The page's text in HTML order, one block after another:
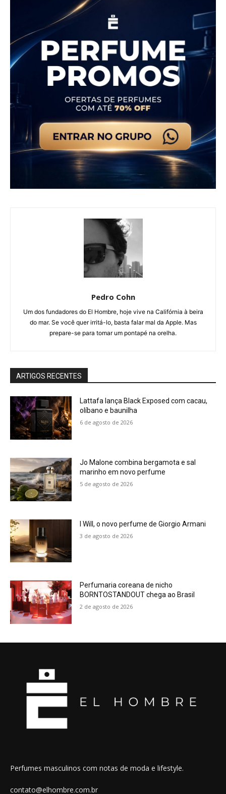
Pedro Cohn
Um dos fundadores do El Hombre, hoje vive na Califórnia à beira
do mar. Se você quer irritá-lo, basta falar mal da Apple. Mas
prepare-se para tomar um pontapé na orelha.
ARTIGOS RECENTES
Lattafa lança Black Exposed com cacau,
olíbano e baunilha
6 de agosto de 2026
Jo Malone combina bergamota e sal
marinho em novo perfume
5 de agosto de 2026
I Will, o novo perfume de Giorgio Armani
3 de agosto de 2026
Perfumaria coreana de nicho
BORNTOSTANDOUT chega ao Brasil
2 de agosto de 2026
Perfumes masculinos com notas de moda e lifestyle.
contato@elhombre.com.br